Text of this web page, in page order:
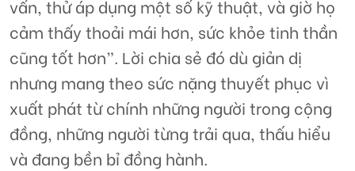
vấn, thử áp dụng một số kỹ thuật, và giờ họ
cảm thấy thoải mái hơn, sức khỏe tinh thần
cũng tốt hơn”. Lời chia sẻ đó dù giản dị
nhưng mang theo sức nặng thuyết phục vì
xuất phát từ chính những người trong cộng
đồng, những người từng trải qua, thấu hiểu
và đang bền bỉ đồng hành.